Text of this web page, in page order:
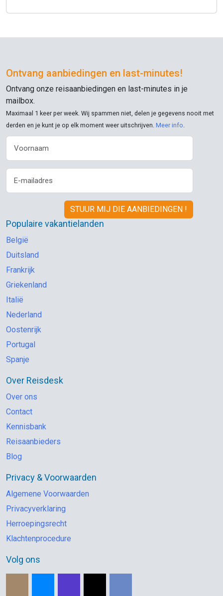
Ontvang aanbiedingen en last-minutes!
Ontvang onze reisaanbiedingen en last-minutes in je
mailbox.
Maximaal 1 keer per week. Wij spammen niet, delen je gegevens nooit met
derden en je kunt je op elk moment weer uitschrijven. Meer info
Populaire vakantielanden
België
Duitsland
Frankrijk
Griekenland
Italië
Nederland
Oostenrijk
Portugal
Spanje
Over Reisdesk
Over ons
Contact
Kennisbank
Reisaanbieders
Blog
Privacy & Voorwaarden
Algemene Voorwaarden
Privacyverklaring
Herroepingsrecht
Klachtenprocedure
Volg ons